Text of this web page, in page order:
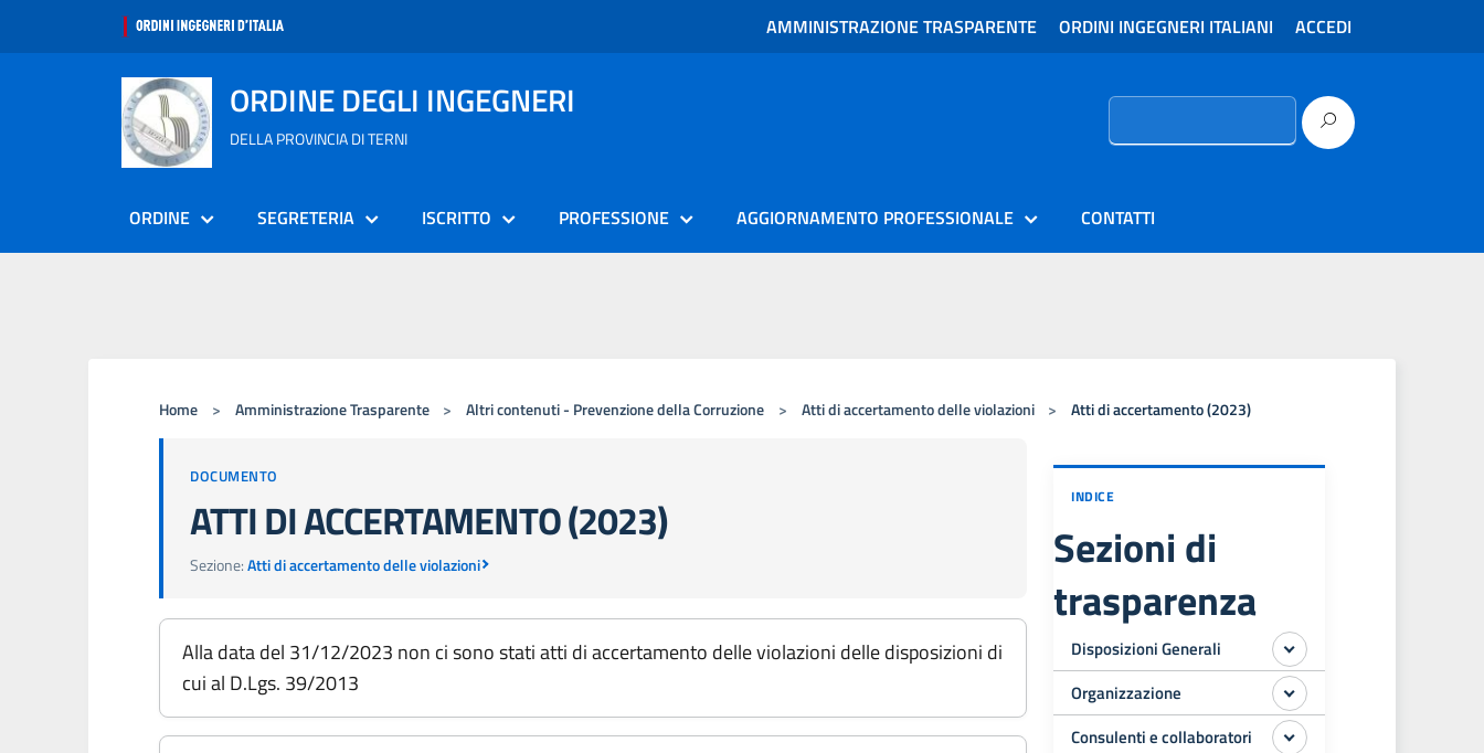
AMMINISTRAZIONE TRASPARENTE ORDINI INGEGNERI ITALIANI ACCEDI
ORDINE DEGLI INGEGNERI
DELLA PROVINCIA DI TERNI
Ricerca
ORDINE SEGRETERIA ISCRITTO PROFESSIONE AGGIORNAMENTO PROFESSIONALE CONTATTI
Home > Amministrazione Trasparente > Altri contenuti - Prevenzione della Corruzione > Atti di accertamento delle violazioni > Atti di accertamento (2023)
DOCUMENTO
ATTI DI ACCERTAMENTO (2023)
Sezione:Atti di accertamento delle violazioni
Alla data del 31/12/2023 non ci sono stati atti di accertamento delle violazioni delle disposizioni di
cui al D.Lgs. 39/2013
INDICE
Sezioni di
trasparenza
Disposizioni Generali
Organizzazione
Consulenti e collaboratori